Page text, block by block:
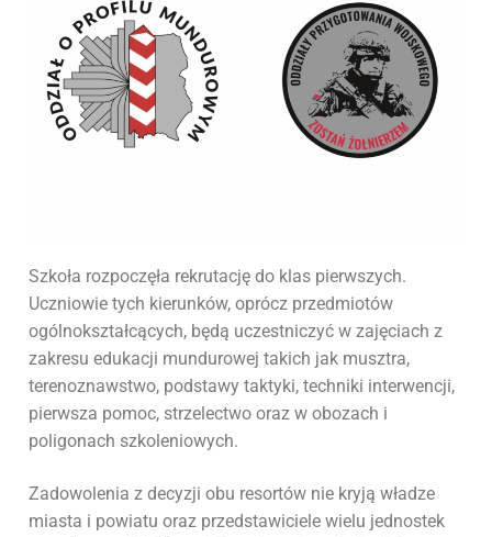
Szkoła rozpoczęła rekrutację do klas pierwszych.
Uczniowie tych kierunków, oprócz przedmiotów
ogólnokształcących, będą uczestniczyć w zajęciach z
zakresu edukacji mundurowej takich jak musztra,
terenoznawstwo, podstawy taktyki, techniki interwencji,
pierwsza pomoc, strzelectwo oraz w obozach i
poligonach szkoleniowych.
Zadowolenia z decyzji obu resortów nie kryją władze
miasta i powiatu oraz przedstawiciele wielu jednostek